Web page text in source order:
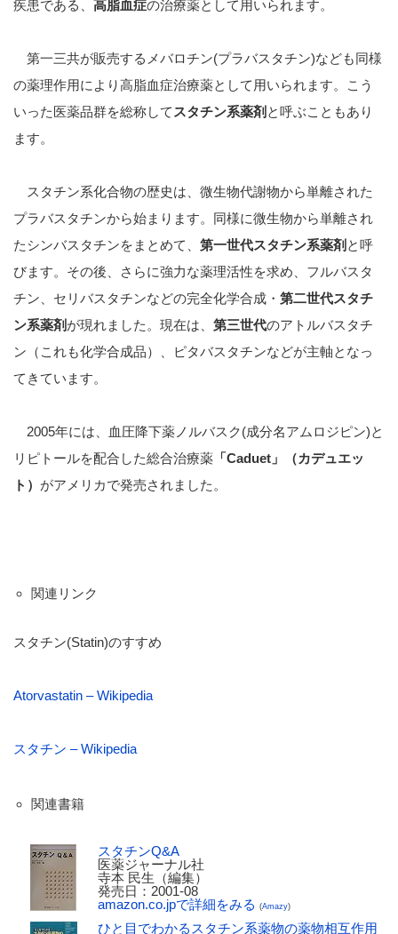
疾患である、 高脂血症の治療薬として用いられます。
第一三共が販売するメバロチン(プラバスタチン)なども同様
の薬理作用により高脂血症治療薬として用いられます。こう
いった医薬品群を総称して スタチン系薬剤 と呼ぶこともあり
ます。
スタチン系化合物の歴史は、微生物代謝物から単離された
プラバスタチンから始まります。同様に微生物から単離され
たシンバスタチンをまとめて、 第一世代スタチン系薬剤 と呼
びます。その後、さらに強力な薬理活性を求め、フルバスタ
チン、セリバスタチンなどの完全化学合成・ 第二世代スタチ
ン系薬剤 が現れました。現在は、 第三世代のアトルバスタチ
ン（これも化学合成品）、ピタバスタチンなどが主軸となっ
てきています。
2005年には、血圧降下薬ノルバスク(成分名アムロジピン)と
リピトールを配合した総合治療薬 「Caduet」（カデュエッ
ト） がアメリカで発売されました。
関連リンク
スタチン(Statin)のすすめ
Atorvastatin – Wikipedia
スタチン – Wikipedia
関連書籍
スタチンQ&A
医薬ジャーナル社
寺本 民生（編集）
発売日：2001-08
amazon.co.jpで詳細をみる (Amazy)
ひと目でわかるスタチン系薬物の薬物相互作用